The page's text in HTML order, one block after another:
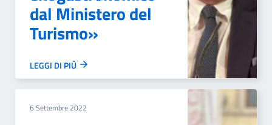
dal Ministero del
Turismo»
LEGGI DI PIÙ
6 Settembre 2022